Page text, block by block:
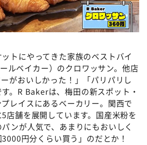
トにやってきた家族のベストバイ
ルベイカー）のクロワッサン。他店
がおいしかった！」「パリパリし
。R Bakerは、梅田の新スポット・
レイスにあるベーカリー。関西で
店舗を展開しています。国産米粉を
ンが人気で、あまりにもおいしく
円分くらい買う」のだとか！